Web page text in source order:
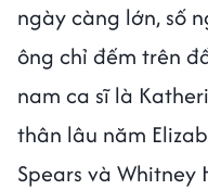
ngày càng lớn, số
ông chỉ đếm trên
nam ca sĩ là
thân lâu năm
Spears và Whitney